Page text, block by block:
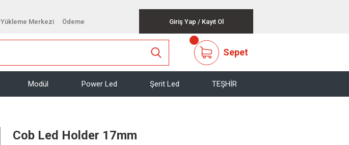
Yükleme Merkezi Ödeme Giriş Yap / Kayıt Ol
Sepet
Modül Power Led Şerit Led TEŞHİR
Cob Led Holder 17mm